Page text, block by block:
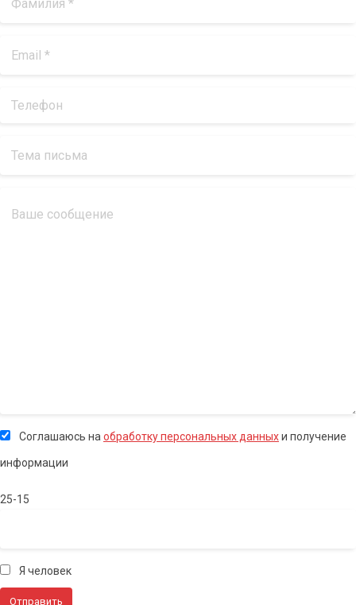
Соглашаюсь на обработку персональных данныхи получение
информации
25-15
Я человек